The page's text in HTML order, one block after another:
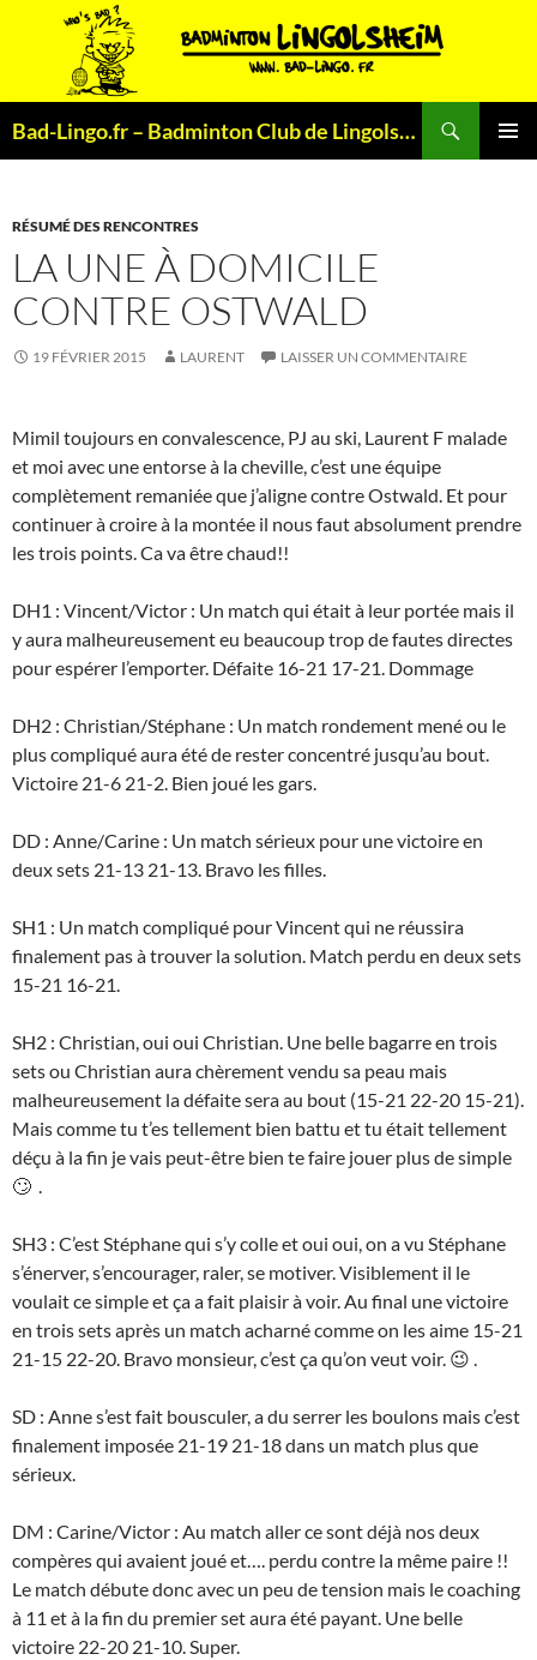
Bad-Lingo.fr – Badminton Club de Lingolsheim
RÉSUMÉ DES RENCONTRES
LA UNE À DOMICILE
CONTRE OSTWALD
19 FÉVRIER 2015 LAURENT LAISSER UN COMMENTAIRE
Mimil toujours en convalescence, PJ au ski, Laurent F malade
et moi avec une entorse à la cheville, c’est une équipe
complètement remaniée que j’aligne contre Ostwald. Et pour
continuer à croire à la montée il nous faut absolument prendre
les trois points. Ca va être chaud!!
DH1 : Vincent/Victor : Un match qui était à leur portée mais il
y aura malheureusement eu beaucoup trop de fautes directes
pour espérer l’emporter. Défaite 16-21 17-21. Dommage
DH2 : Christian/Stéphane : Un match rondement mené ou le
plus compliqué aura été de rester concentré jusqu’au bout.
Victoire 21-6 21-2. Bien joué les gars.
DD : Anne/Carine : Un match sérieux pour une victoire en
deux sets 21-13 21-13. Bravo les filles.
SH1 : Un match compliqué pour Vincent qui ne réussira
finalement pas à trouver la solution. Match perdu en deux sets
15-21 16-21.
SH2 : Christian, oui oui Christian. Une belle bagarre en trois
sets ou Christian aura chèrement vendu sa peau mais
malheureusement la défaite sera au bout (15-21 22-20 15-21).
Mais comme tu t’es tellement bien battu et tu était tellement
déçu à la fin je vais peut-être bien te faire jouer plus de simple
🙄 .
SH3 : C’est Stéphane qui s’y colle et oui oui, on a vu Stéphane
s’énerver, s’encourager, raler, se motiver. Visiblement il le
voulait ce simple et ça a fait plaisir à voir. Au final une victoire
en trois sets après un match acharné comme on les aime 15-21
21-15 22-20. Bravo monsieur, c’est ça qu’on veut voir. 😉 .
SD : Anne s’est fait bousculer, a du serrer les boulons mais c’est
finalement imposée 21-19 21-18 dans un match plus que
sérieux.
DM : Carine/Victor : Au match aller ce sont déjà nos deux
compères qui avaient joué et…. perdu contre la même paire !!
Le match débute donc avec un peu de tension mais le coaching
à 11 et à la fin du premier set aura été payant. Une belle
victoire 22-20 21-10. Super.